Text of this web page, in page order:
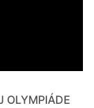
OLYMPIÁDE